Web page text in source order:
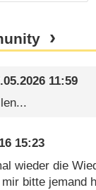
11:59
15:23
wieder die
bitte jemand